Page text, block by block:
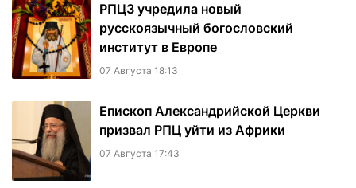
РПЦЗ учредила новый
русскоязычный богословский
институт в Европе
07 Августа 18:13
Епископ Александрийской Церкви
призвал РПЦ уйти из Африки
07 Августа 17:43